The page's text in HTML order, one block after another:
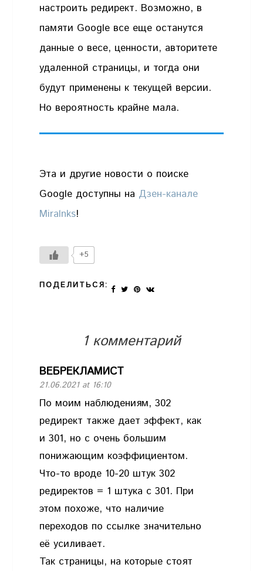
настроить редирект. Возможно, в
памяти Google все еще останутся
данные о весе, ценности, авторитете
удаленной страницы, и тогда они
будут применены к текущей версии.
Но вероятность крайне мала.
Эта и другие новости о поиске
Google доступны на Дзен-канале
Miralnks!
+5
ПОДЕЛИТЬСЯ:
1 комментарий
ВЕБРЕКЛАМИСТ
21.06.2021 at 16:10
По моим наблюдениям, 302
редирект также дает эффект, как
и 301, но с очень большим
понижающим коэффициентом.
Что-то вроде 10-20 штук 302
редиректов = 1 штука с 301. При
этом похоже, что наличие
переходов по ссылке значительно
её усиливает.
Так страницы, на которые стоят